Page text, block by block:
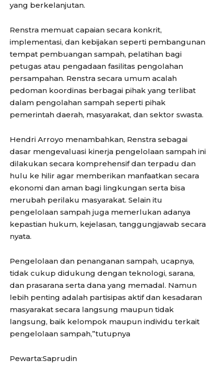
yang berkelanjutan.
Renstra memuat capaian secara konkrit,
implementasi, dan kebijakan seperti pembangunan
tempat pembuangan sampah, pelatihan bagi
petugas atau pengadaan fasilitas pengolahan
persampahan. Renstra secara umum acalah
pedoman koordinas berbagai pihak yang terlibat
dalam pengolahan sampah seperti pihak
pemerintah daerah, masyarakat, dan sektor swasta.
Hendri Arroyo menambahkan, Renstra sebagai
dasar mengevaluasi kinerja pengelolaan sampah ini
dilakukan secara komprehensif dan terpadu dan
hulu ke hilir agar memberikan manfaatkan secara
ekonomi dan aman bagi lingkungan serta bisa
merubah perilaku masyarakat. Selain itu
pengelolaan sampah juga memerlukan adanya
kepastian hukum, kejelasan, tanggungjawab secara
nyata.
Pengelolaan dan penanganan sampah, ucapnya,
tidak cukup didukung dengan teknologi, sarana,
dan prasarana serta dana yang memadal. Namun
lebih penting adalah partisipas aktif dan kesadaran
masyarakat secara langsung maupun tidak
langsung, baik kelompok maupun individu terkait
pengelolaan sampah,”tutupnya
Pewarta:Saprudin